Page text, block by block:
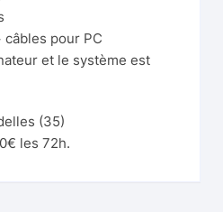
pour PC
et le système est
(35)
les 72h.